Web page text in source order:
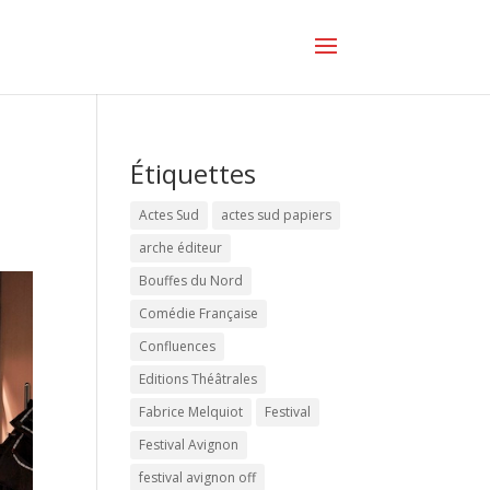
Étiquettes
Actes Sud
actes sud papiers
arche éditeur
Bouffes du Nord
Comédie Française
Confluences
Editions Théâtrales
Fabrice Melquiot
Festival
Festival Avignon
festival avignon off